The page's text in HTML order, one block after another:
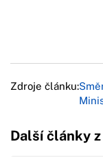
Zdroje článku:
Další články